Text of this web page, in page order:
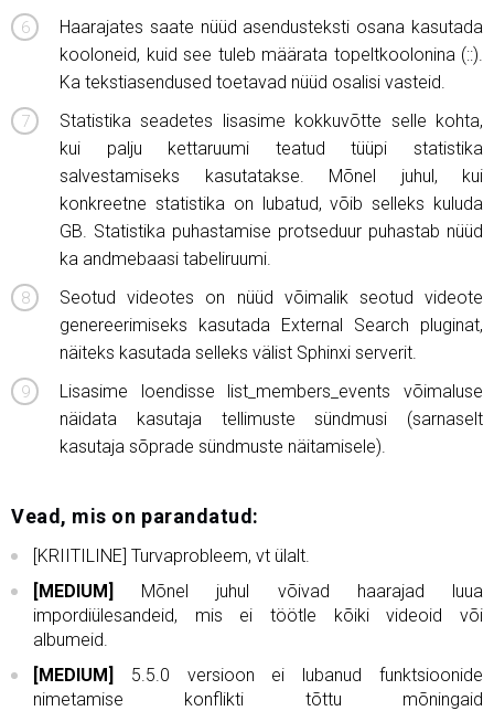
Haarajates saate nüüd asendusteksti osana kasutada
kooloneid, kuid see tuleb määrata topeltkoolonina (::).
Ka tekstiasendused toetavad nüüd osalisi vasteid.
Statistika seadetes lisasime kokkuvõtte selle kohta,
kui palju kettaruumi teatud tüüpi statistika
salvestamiseks kasutatakse. Mõnel juhul, kui
konkreetne statistika on lubatud, võib selleks kuluda
GB. Statistika puhastamise protseduur puhastab nüüd
ka andmebaasi tabeliruumi.
Seotud videotes on nüüd võimalik seotud videote
genereerimiseks kasutada External Search pluginat,
näiteks kasutada selleks välist Sphinxi serverit.
Lisasime loendisse list_members_events võimaluse
näidata kasutaja tellimuste sündmusi (sarnaselt
kasutaja sõprade sündmuste näitamisele).
Vead, mis on parandatud:
[KRIITILINE] Turvaprobleem, vt ülalt.
[MEDIUM]
Mõnel juhul võivad haarajad luua
impordiülesandeid, mis ei töötle kõiki videoid või
albumeid.
[MEDIUM]
5.5.0 versioon ei lubanud funktsioonide
nimetamise konflikti tõttu mõningaid